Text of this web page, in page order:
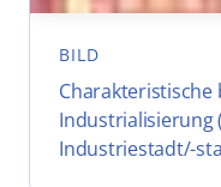
BILD
Charakteristische
Industrialisierung
Industriestadt/-